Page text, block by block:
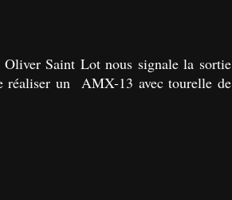
Oliver Saint Lot nous signale la sortie
réaliser un AMX-13 avec tourelle de